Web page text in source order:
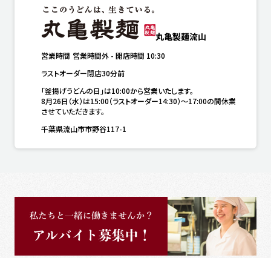
丸亀製麺流山
営業時間 営業時間外 - 開店時間 10:30
ラストオーダー閉店30分前
「釜揚げうどんの日」は10:00から営業いたします。
8月26日（水）は15:00（ラストオーダー14:30）～17:00の間休業
させていただきます。
千葉県流山市市野谷117-1